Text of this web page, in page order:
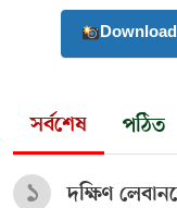
সর্বশেষ পঠিত
১ দক্ষিণ